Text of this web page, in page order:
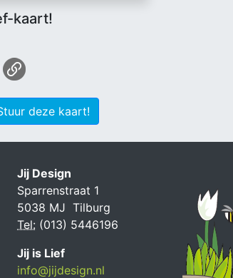
kaart!
deze kaart!
Jij Design
Sparrenstraat 1
5038 MJ Tilburg
Tel: (013) 5446196
Jij is Lief
info@jijdesign.nl